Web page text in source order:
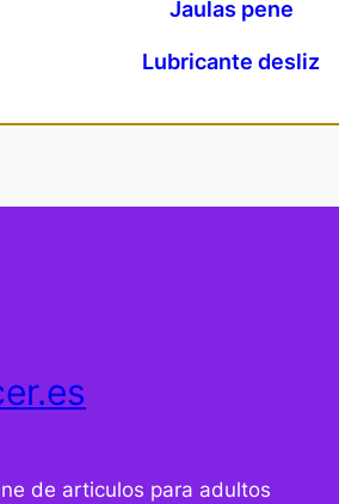
Jaulas pene
Lubricante desliz
de articulos para adultos